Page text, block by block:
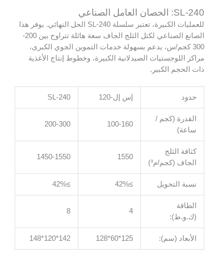
SL-240: الحصان العامل الصناعي
للعمليات الكبيرة، تعتبر سلسلة SL-240 الحل النهائي. يوفر هذا
الصانع الصناعي لكتل الثلج الجاف سعة هائلة تتراوح بين 200-
300 كجم/س، يدعم بسهولة خدمات التموين الجوي الكبرى،
مراكز اللوجستيات الصيدلانية الكبيرة، وخطوط إنتاج الأغذية
ذات الحجم الكبير.
حدود إس إل-120 SL-240
القدرة (كجم /
ساعة)
100-160
200-300
كثافة الثلج
الجاف (كجم/م³)
1550
1450-1550
نسبة التحويل ≥42%
≥42%
الطاقة
(ك.و.ط):
4
8
الأبعاد (سم): 125*60*128
142*120*148